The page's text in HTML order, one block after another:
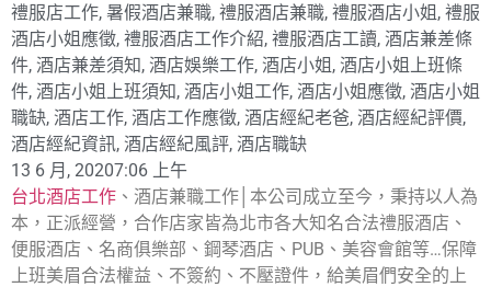
禮服店工作, 暑假酒店兼職, 禮服酒店兼職, 禮服酒店小姐 , 禮服
酒店小姐應徵, 禮服酒店工作介紹, 禮服酒店工讀, 酒店兼差條
件, 酒店兼差須知, 酒店娛樂工作, 酒店小姐 , 酒店小姐上班條
件, 酒店小姐上班須知, 酒店小姐工作, 酒店小姐應徵, 酒店小姐
職缺, 酒店工作, 酒店工作應徵, 酒店經紀老爸, 酒店經紀評價,
酒店經紀資訊, 酒店經紀風評, 酒店職缺
13 6 月, 20207:06 上午
台北酒店工作 、酒店兼職工作│本公司成立至今，秉持以人為
本，正派經營，合作店家皆為北市各大知名合法禮服酒店、
便服酒店、名商俱樂部、鋼琴酒店、PUB、美容會館等…保障
上班美眉合法權益、不簽約、不壓證件，給美眉們安全的上